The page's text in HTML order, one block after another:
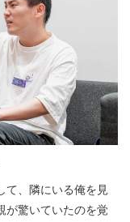
て、隣にいる俺を見
が驚いていたのを覚